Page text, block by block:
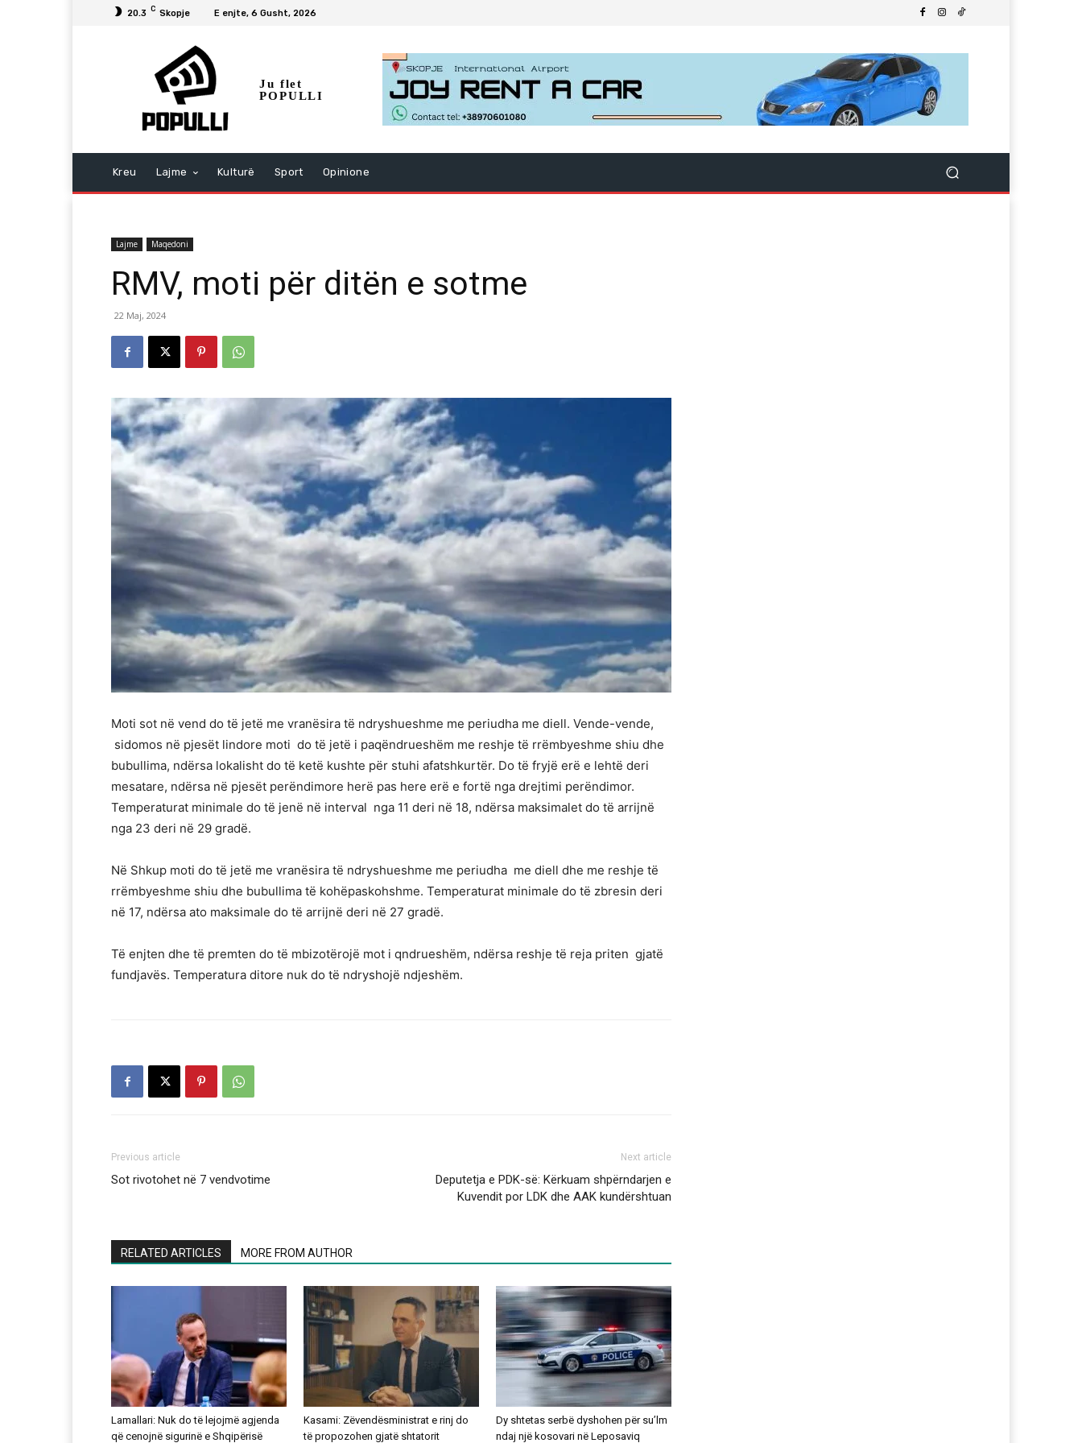
20.3 C Skopje E enjte, 6 Gusht, 2026
Ju flet
POPULLI
Kreu Lajme Kulturë Sport Opinione
Lajme Maqedoni
RMV, moti për ditën e sotme
22 Maj, 2024
Moti sot në vend do të jetë me vranësira të ndryshueshme me periudha me diell. Vende-vende,
sidomos në pjesët lindore moti do të jetë i paqëndrueshëm me reshje të rrëmbyeshme shiu dhe
bubullima, ndërsa lokalisht do të ketë kushte për stuhi afatshkurtër. Do të fryjë erë e lehtë deri
mesatare, ndërsa në pjesët perëndimore herë pas here erë e fortë nga drejtimi perëndimor.
Temperaturat minimale do të jenë në interval nga 11 deri në 18, ndërsa maksimalet do të arrijnë
nga 23 deri në 29 gradë.
Në Shkup moti do të jetë me vranësira të ndryshueshme me periudha me diell dhe me reshje të
rrëmbyeshme shiu dhe bubullima të kohëpaskohshme. Temperaturat minimale do të zbresin deri
në 17, ndërsa ato maksimale do të arrijnë deri në 27 gradë.
Të enjten dhe të premten do të mbizotërojë mot i qndrueshëm, ndërsa reshje të reja priten gjatë
fundjavës. Temperatura ditore nuk do të ndryshojë ndjeshëm.
Previous article
Sot rivotohet në 7 vendvotime
Next article
Deputetja e PDK-së: Kërkuam shpërndarjen e
Kuvendit por LDK dhe AAK kundërshtuan
RELATED ARTICLES MORE FROM AUTHOR
Lamallari: Nuk do të lejojmë agjenda
që cenojnë sigurinë e Shqipërisë
Kasami: Zëvendësministrat e rinj do
të propozohen gjatë shtatorit
Dy shtetas serbë dyshohen për su’lm
ndaj një kosovari në Leposaviq